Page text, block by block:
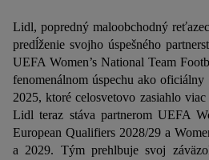
Lidl, popredný maloobchodný
predĺženie svojho úspešného
UEFA Women’s National Team
fenomenálnom úspechu ako
2025, ktoré celosvetovo zasiahlo
Lidl teraz stáva partnerom UEFA
European Qualifiers 2028/29 a
a 2029. Tým prehlbuje svoj